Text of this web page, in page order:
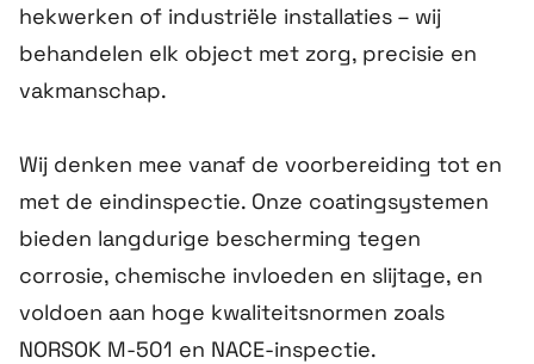
hekwerken of industriële installaties – wij
behandelen elk object met zorg, precisie en
vakmanschap.
Wij denken mee vanaf de voorbereiding tot en
met de eindinspectie. Onze coatingsystemen
bieden langdurige bescherming tegen
corrosie, chemische invloeden en slijtage, en
voldoen aan hoge kwaliteitsnormen zoals
NORSOK M-501 en NACE-inspectie.